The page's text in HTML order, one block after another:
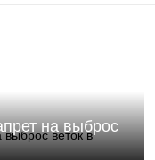
на выброс